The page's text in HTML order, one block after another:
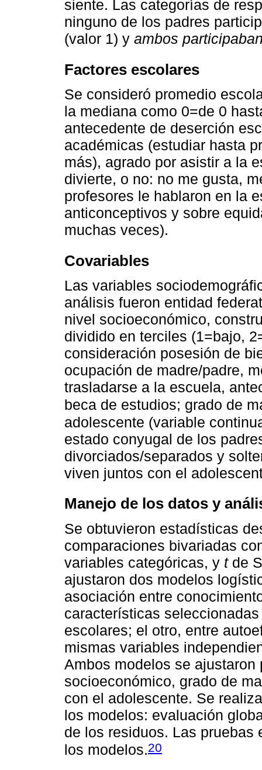
siente. Las categorías de
ninguno de los padres
(valor 1) y ambos
Factores escolares
Se consideró promedio
la mediana como 0=de 0
antecedente de deserción
académicas (estudiar hasta
más), agrado por asistir a la
divierte, o no: no me gusta,
profesores le hablaron en la
anticonceptivos y sobre
muchas veces).
Covariables
Las variables
análisis fueron entidad
nivel socioeconómico,
dividido en terciles (1=bajo,
consideración posesión de
ocupación de madre/padre,
trasladarse a la escuela,
beca de estudios; grado de
adolescente (variable
estado conyugal de los
divorciados/separados y
viven juntos con el
Manejo de los datos y
Se obtuvieron estadísticas
comparaciones bivariadas
variables categóricas, y tde
ajustaron dos modelos
asociación entre
características
escolares; el otro, entre
mismas variables
Ambos modelos se
socioeconómico, grado de
con el adolescente. Se
los modelos: evaluación
de los residuos. Las pruebas
los modelos.20